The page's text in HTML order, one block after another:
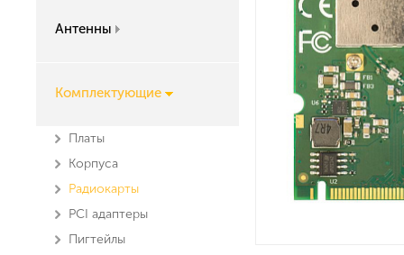
Антенны
Комплектующие
Платы
Корпуса
Радиокарты
PCI адаптеры
Пигтейлы